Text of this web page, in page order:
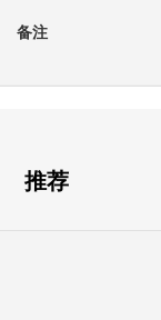
备注
推荐